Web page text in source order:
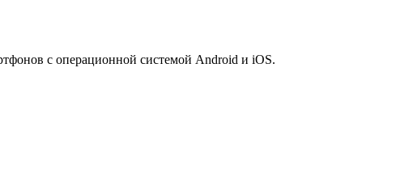
с операционной системой Android и iOS.